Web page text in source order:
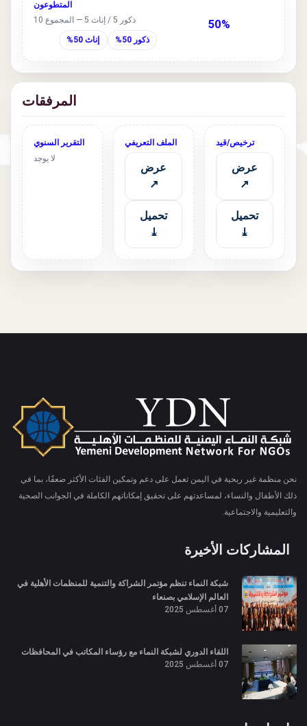
50%
المتطوعون
ذكور 5 / إناث 5 — المجموع 10
ذكور 50% إناث 50%
المرفقات
ترخيص/قيد
عرض
↗
تحميل
⤓
الملف التعريفي
عرض
↗
تحميل
⤓
التقرير السنوي
لا يوجد
نحن منظمة غير ربحية في اليمن تعمل على دعم وتمكين الفئات الأكثر ضعفًا، بما في
ذلك الأطفال والنساء، لمساعدتهم على تحقيق إمكاناتهم الكاملة في الجوانب الصحية
والتعليمية والاجتماعية.
المشاركات الأخيرة
شبكة النماء تنظم مؤتمر الشراكة والتنمية للمنظمات الأهلية في
العالم الإسلامي بصنعاء
07 أغسطس 2025
اللقاء الدوري لشبكة النماء مع رؤساء المكاتب في المحافظات
07 أغسطس 2025